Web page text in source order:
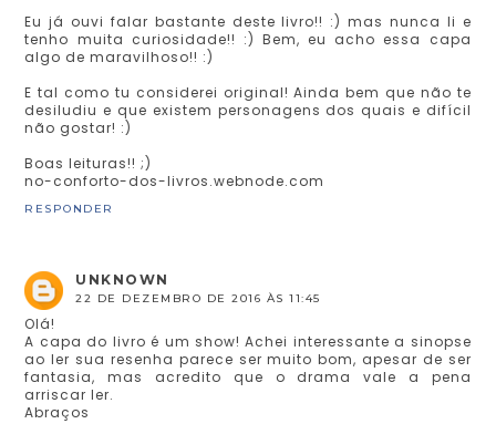
Eu já ouvi falar bastante deste livro!! :) mas nunca li e
tenho muita curiosidade!! :) Bem, eu acho essa capa
algo de maravilhoso!! :)
E tal como tu considerei original! Ainda bem que não te
desiludiu e que existem personagens dos quais e difícil
não gostar! :)
Boas leituras!! ;)
no-conforto-dos-livros.webnode.com
RESPONDER
UNKNOWN
22 DE DEZEMBRO DE 2016 ÀS 11:45
Olá!
A capa do livro é um show! Achei interessante a sinopse
ao ler sua resenha parece ser muito bom, apesar de ser
fantasia, mas acredito que o drama vale a pena
arriscar ler.
Abraços